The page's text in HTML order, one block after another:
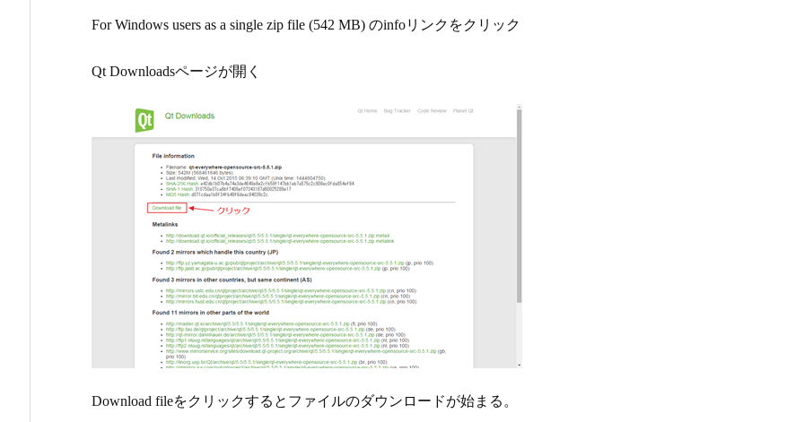
For Windows users as a single zip file (542 MB) のinfoリンクをクリック
Qt Downloadsページが開く
Download fileをクリックするとファイルのダウンロードが始まる。